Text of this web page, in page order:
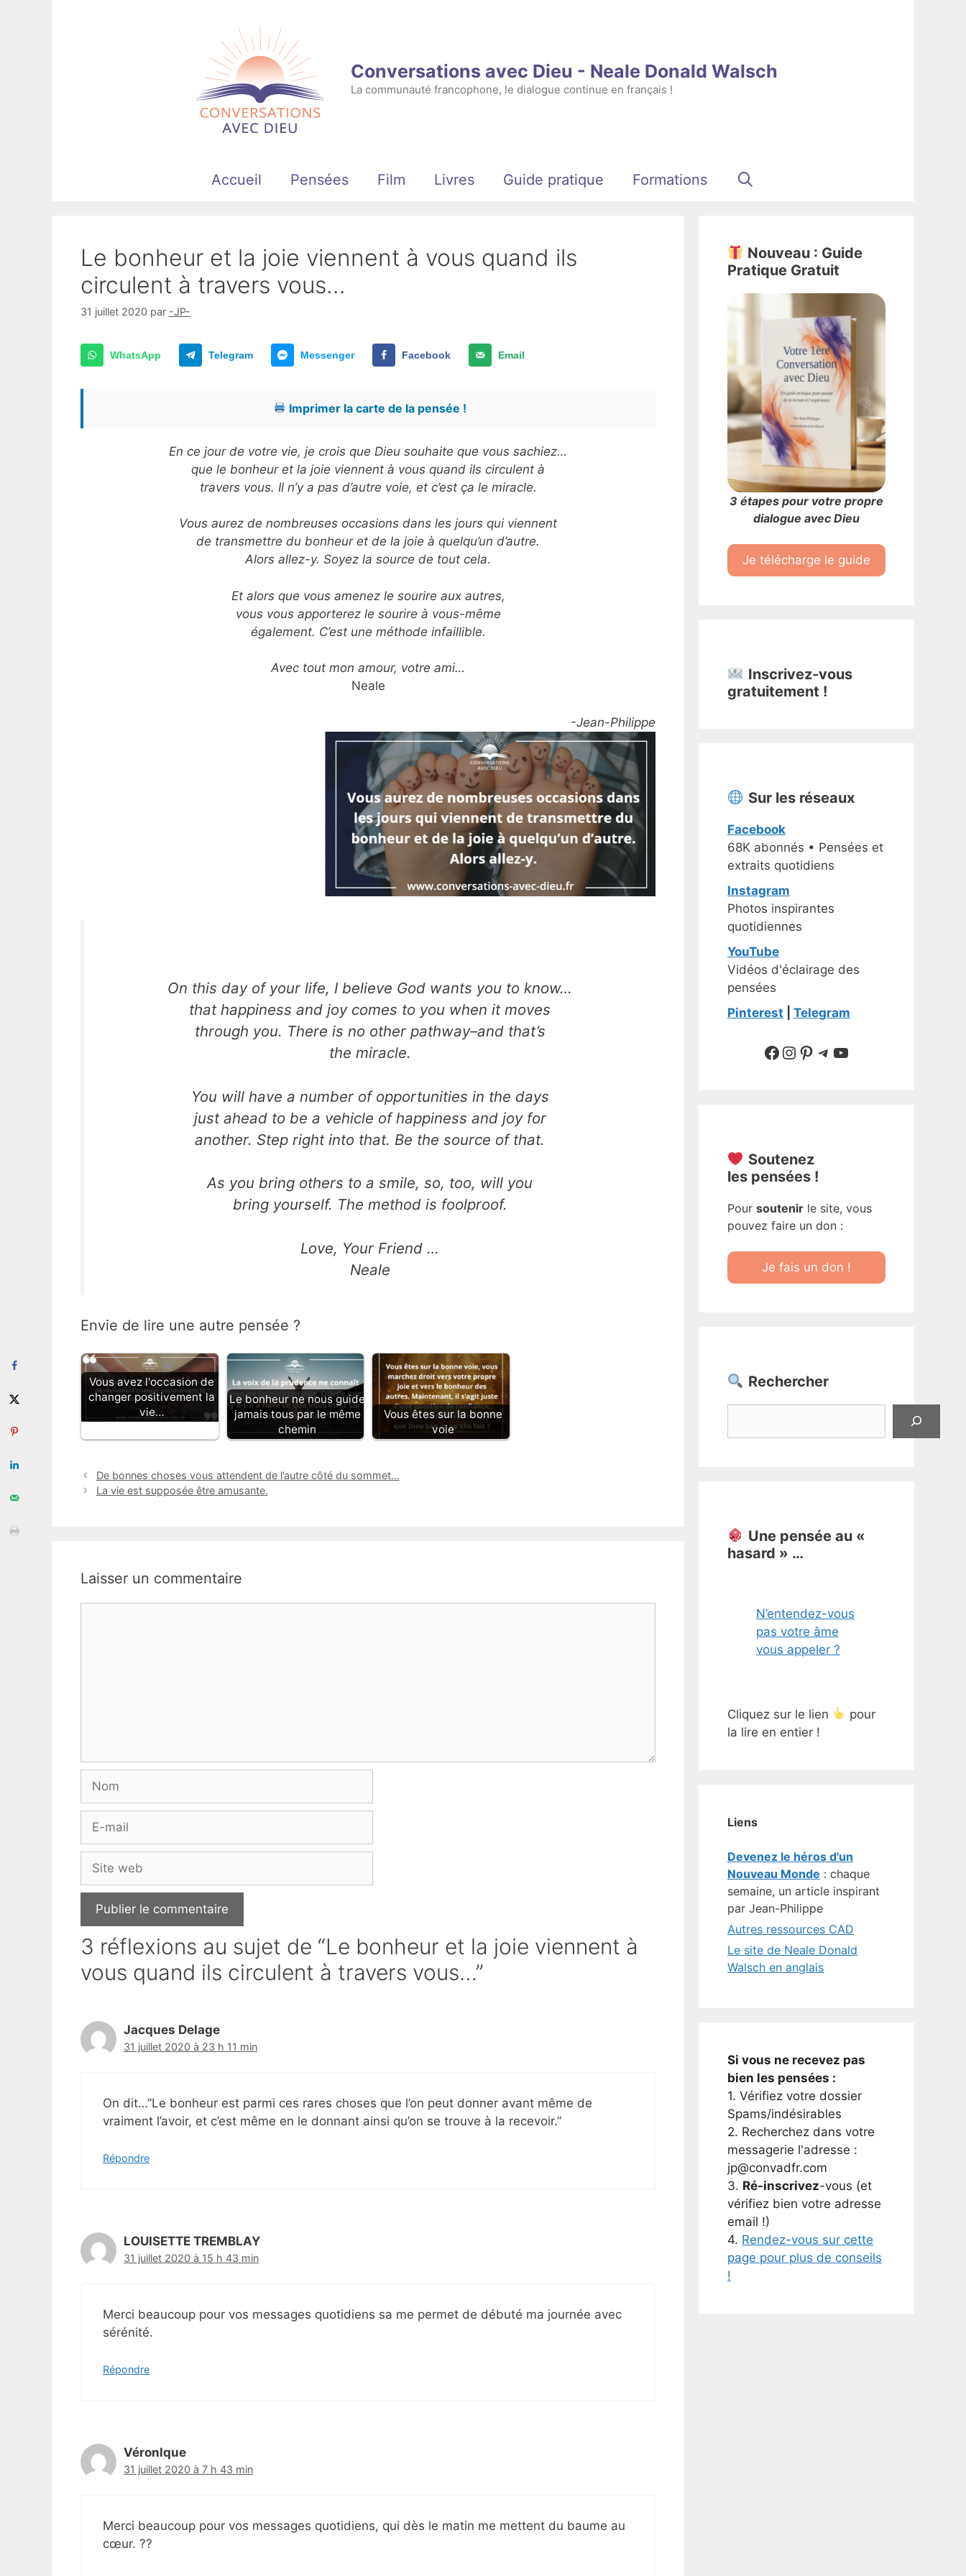
Conversations avec Dieu - Neale Donald Walsch
La communauté francophone, le dialogue continue en français !
Accueil Pensées Film Livres Guide pratique Formations
Le bonheur et la joie viennent à vous quand ils
circulent à travers vous…
31 juillet 2020 par -JP-
WhatsApp Telegram Messenger Facebook Email
Imprimer la carte de la pensée !
En ce jour de votre vie, je crois que Dieu souhaite que vous sachiez…
que le bonheur et la joie viennent à vous quand ils circulent à
travers vous. Il n’y a pas d’autre voie, et c’est ça le miracle.
Vous aurez de nombreuses occasions dans les jours qui viennent
de transmettre du bonheur et de la joie à quelqu’un d’autre.
Alors allez-y. Soyez la source de tout cela.
Et alors que vous amenez le sourire aux autres,
vous vous apporterez le sourire à vous-même
également. C’est une méthode infaillible.
Avec tout mon amour, votre ami…
Neale
-Jean-Philippe
On this day of your life, I believe God wants you to know…
that happiness and joy comes to you when it moves
through you. There is no other pathway–and that’s
the miracle.
You will have a number of opportunities in the days
just ahead to be a vehicle of happiness and joy for
another. Step right into that. Be the source of that.
As you bring others to a smile, so, too, will you
bring yourself. The method is foolproof.
Love, Your Friend …
Neale
Envie de lire une autre pensée ?
Vous avez l'occasion de
changer positivement la
vie…
Le bonheur ne nous guide
jamais tous par le même
chemin
Vous êtes sur la bonne
voie
De bonnes choses vous attendent de l’autre côté du sommet…
La vie est supposée être amusante.
Laisser un commentaire
mail
web
3 réflexions au sujet de “Le bonheur et la joie viennent à
vous quand ils circulent à travers vous…”
Jacques Delage
31 juillet 2020 à 23 h 11 min
On dit…”Le bonheur est parmi ces rares choses que l’on peut donner avant même de
vraiment l’avoir, et c’est même en le donnant ainsi qu’on se trouve à la recevoir.”
Répondre
LOUISETTE TREMBLAY
31 juillet 2020 à 15 h 43 min
Merci beaucoup pour vos messages quotidiens sa me permet de débuté ma journée avec
sérénité.
Répondre
Véronlque
31 juillet 2020 à 7 h 43 min
Merci beaucoup pour vos messages quotidiens, qui dès le matin me mettent du baume au
cœur. ??
Nouveau : Guide
Pratique Gratuit
3 étapes pour votre propre
dialogue avec Dieu
Je télécharge le guide
Inscrivez-vous
gratuitement !
Sur les réseaux
Facebook
68K abonnés • Pensées et
extraits quotidiens
Instagram
Photos inspirantes
quotidiennes
YouTube
Vidéos d'éclairage des
pensées
Pinterest
Telegram
Suivre sur Facebook
Suivre sur Instagram
Pinterest
Sur Telegram
YouTube
Soutenez
les pensées !
Pour soutenir le site, vous
pouvez faire un don :
Je fais un don !
Rechercher
Une pensée au «
hasard » …
N’entendez-vous
pas votre âme
vous appeler ?
Cliquez sur le lien
pour
la lire en entier !
Liens
Devenez le héros d'un
Nouveau Monde : chaque
semaine, un article inspirant
par Jean-Philippe
Autres ressources CAD
Le site de Neale Donald
Walsch en anglais
Si vous ne recevez pas
bien les pensées :
1. Vérifiez votre dossier
Spams/indésirables
2. Recherchez dans votre
messagerie l'adresse :
jp@convadfr.com
3. Ré-inscrivez-vous (et
vérifiez bien votre adresse
email !)
4. Rendez-vous sur cette
page pour plus de conseils
!